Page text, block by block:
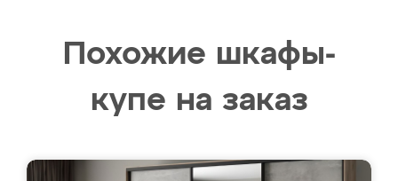
Похожие шкафы-
купе на заказ